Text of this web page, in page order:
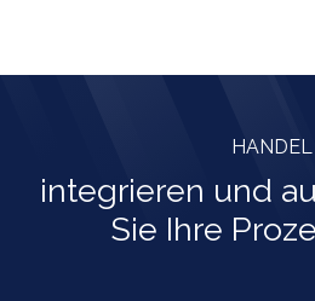
HANDEL
integrieren und
Sie Ihre